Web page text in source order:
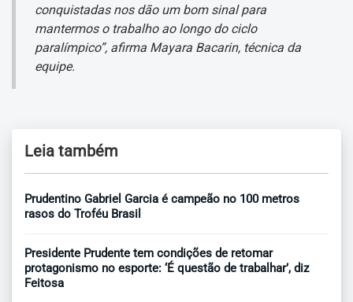
conquistadas nos dão um bom sinal para
mantermos o trabalho ao longo do ciclo
paralímpico”, afirma Mayara Bacarin, técnica da
equipe.
Leia também
Prudentino Gabriel Garcia é campeão no 100 metros
rasos do Troféu Brasil
Presidente Prudente tem condições de retomar
protagonismo no esporte: ‘É questão de trabalhar’, diz
Feitosa